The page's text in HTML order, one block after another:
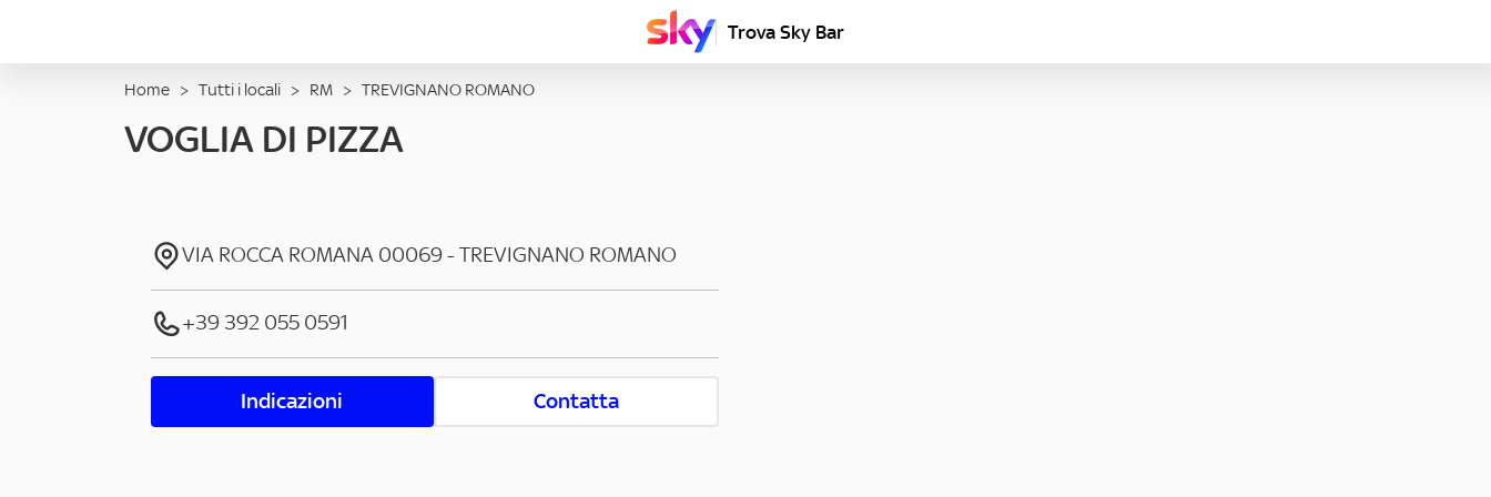
Trova Sky Bar
Home > Tutti i locali > RM > TREVIGNANO ROMANO
VOGLIA DI PIZZA
VIA ROCCA ROMANA 00069-TREVIGNANO ROMANO
+39 392 055 0591
Indicazioni Contatta